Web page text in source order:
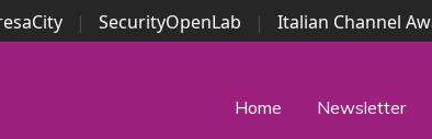
| SecurityOpenLab | Italian Channel
Security Awards | ...
Home Newsletter